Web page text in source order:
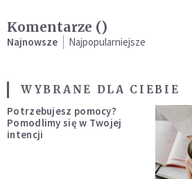
Komentarze ()
Najnowsze Najpopularniejsze
WYBRANE DLA CIEBIE
Potrzebujesz pomocy?
Pomodlimy się w Twojej
intencji